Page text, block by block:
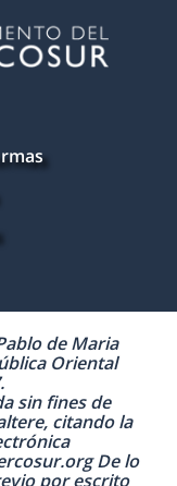
de Maria
Oriental
sin fines de
citando la
De lo
por escrito